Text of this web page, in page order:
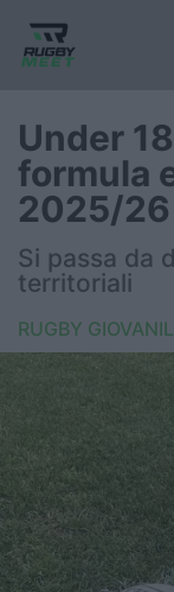
Nazionale
Nazionali
FIR
Internazionale
6 Nazioni
United
Top14
Under
formula
2025/26
Si passa da
territoriali
RUGBY